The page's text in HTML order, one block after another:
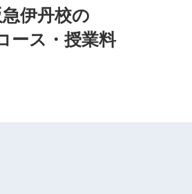
急伊丹校の
ース・授業料